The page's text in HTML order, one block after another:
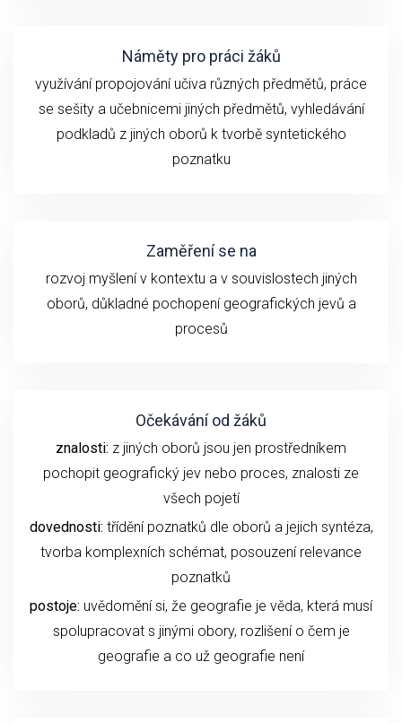
Náměty pro práci žáků
využívání propojování učiva různých předmětů, práce
se sešity a učebnicemi jiných předmětů, vyhledávání
podkladů z jiných oborů k tvorbě syntetického
poznatku
Zaměření se na
rozvoj myšlení v kontextu a v souvislostech jiných
oborů, důkladné pochopení geografických jevů a
procesů
Očekávání od žáků
znalosti: z jiných oborů jsou jen prostředníkem
pochopit geografický jev nebo proces, znalosti ze
všech pojetí
dovednosti: třídění poznatků dle oborů a jejich syntéza,
tvorba komplexních schémat, posouzení relevance
poznatků
postoje: uvědomění si, že geografie je věda, která musí
spolupracovat s jinými obory, rozlišení o čem je
geografie a co už geografie není